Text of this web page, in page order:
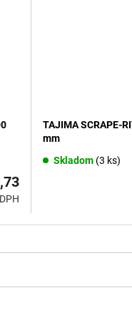
TAJIMA SCRAPE-
mm
Skladom (3 ks)